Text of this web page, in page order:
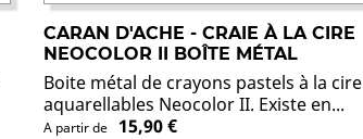
CARAN D'ACHE - CRAIE À LA CIRE
NEOCOLOR II BOÎTE MÉTAL
Boite métal de crayons pastels à la cire
aquarellables Neocolor II. Existe en...
A partir de 15,90 €